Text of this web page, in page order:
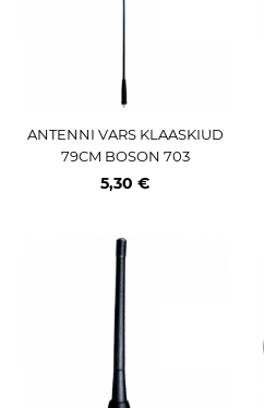
ANTENNI VARS KLAASKIUD
79CM BOSON 703
5,30 €